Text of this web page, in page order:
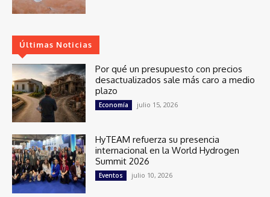
Últimas Noticias
Por qué un presupuesto con precios
desactualizados sale más caro a medio
plazo
Economía julio 15, 2026
HyTEAM refuerza su presencia
internacional en la World Hydrogen
Summit 2026
Eventos julio 10, 2026